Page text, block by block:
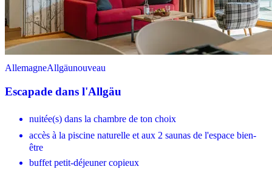
AllemagneAllgäunouveau
Escapade dans l'Allgäu
nuitée(s) dans la chambre de ton choix
accès à la piscine naturelle et aux 2 saunas de l'espace bien-
être
buffet petit-déjeuner copieux